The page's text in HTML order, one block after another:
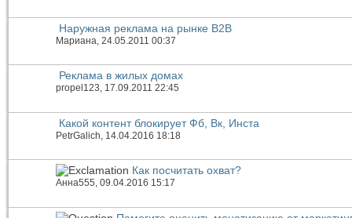
Наружная реклама на рынке В2В
Мариана, 24.05.2011 00:37
Реклама в жилых домах
propel123, 17.09.2011 22:45
Какой контент блокирует Фб, Вк, Инста
PetrGalich , 14.04.2016 18:18
Как посчитать охват?
Анна555, 09.04.2016 15:17